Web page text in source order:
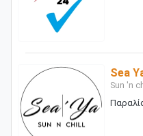
Sea
Sun 'n